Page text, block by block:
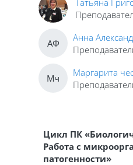
Татьяна
АФ
Анна
Мч
Маргарита
Цикл ПК
Работа с
патогенности»